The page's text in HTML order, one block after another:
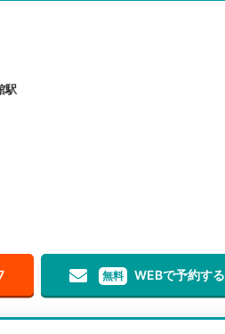
駅
無料 WEBで予約する